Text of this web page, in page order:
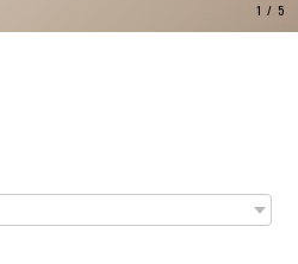
1 / 5